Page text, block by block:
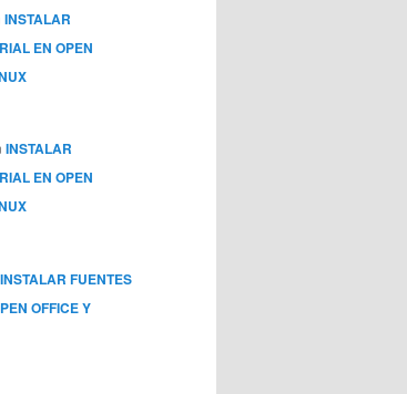
INSTALAR
EN OPEN
INSTALAR
EN OPEN
INSTALAR FUENTES
OFFICE Y